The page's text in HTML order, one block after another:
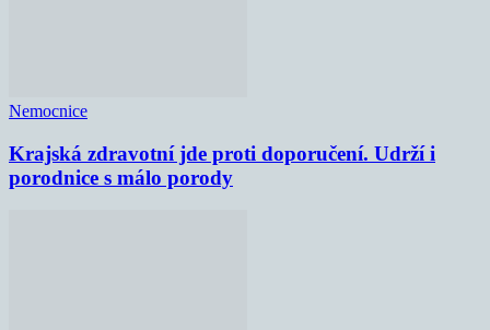
Nemocnice
Krajská zdravotní jde proti doporučení. Udrží i
porodnice s málo porody